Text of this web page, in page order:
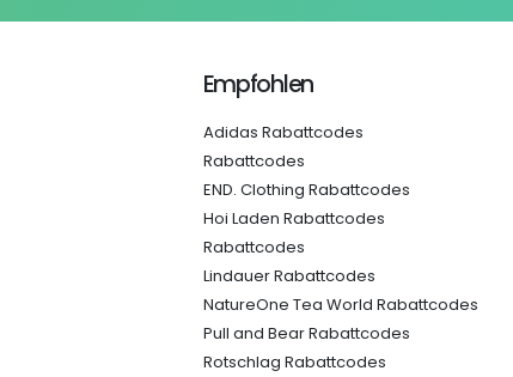
Empfohlen
Adidas Rabattcodes
Rabattcodes
END. Clothing Rabattcodes
Hoi Laden Rabattcodes
Rabattcodes
Lindauer Rabattcodes
NatureOne Tea World Rabattcodes
Pull and Bear Rabattcodes
Rotschlag Rabattcodes